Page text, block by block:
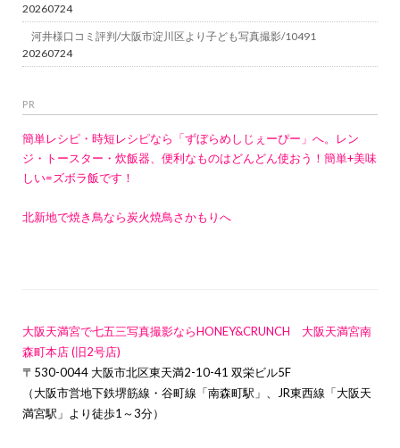
20260724
河井様口コミ評判/大阪市淀川区より子ども写真撮影/10491
20260724
PR
簡単レシピ・時短レシピなら「ずぼらめしじぇーぴー」へ。レン
ジ・トースター・炊飯器、便利なものはどんどん使おう！簡単+美味
しい=ズボラ飯です！
北新地で焼き鳥なら炭火焼鳥さかもりへ
大阪天満宮で七五三写真撮影ならHONEY&CRUNCH 大阪天満宮南
森町本店 (旧2号店)
〒530-0044 大阪市北区東天満2-10-41 双栄ビル5F
（大阪市営地下鉄堺筋線・谷町線「南森町駅」、JR東西線「大阪天
満宮駅」より徒歩1～3分）